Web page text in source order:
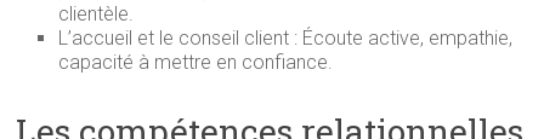
clientèle.
L’accueil et le conseil client : Écoute active, empathie,
capacité à mettre en confiance.